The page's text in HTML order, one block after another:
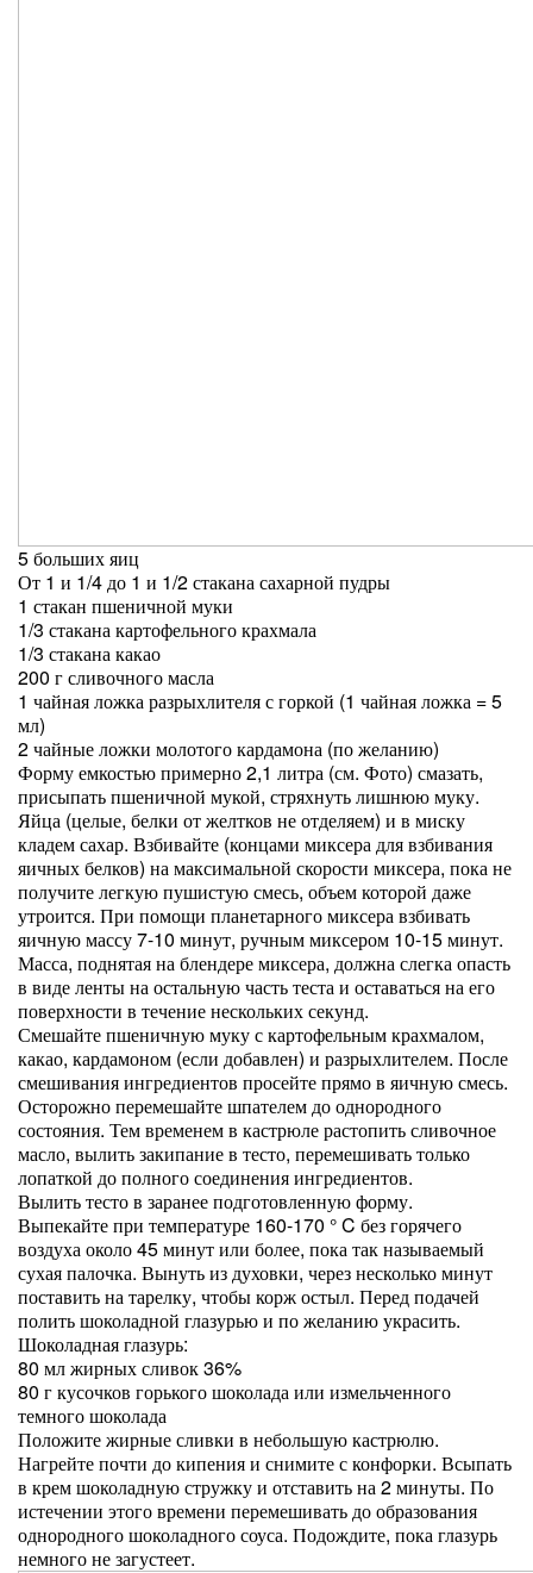
5 больших яиц
От 1 и 1/4 до 1 и 1/2 стакана сахарной пудры
1 стакан пшеничной муки
1/3 стакана картофельного крахмала
1/3 стакана какао
200 г сливочного масла
1 чайная ложка разрыхлителя с горкой (1 чайная ложка = 5
мл)
2 чайные ложки молотого кардамона (по желанию)
Форму емкостью примерно 2,1 литра (см. Фото) смазать,
присыпать пшеничной мукой, стряхнуть лишнюю муку.
Яйца (целые, белки от желтков не отделяем) и в миску
кладем сахар. Взбивайте (концами миксера для взбивания
яичных белков) на максимальной скорости миксера, пока не
получите легкую пушистую смесь, объем которой даже
утроится. При помощи планетарного миксера взбивать
яичную массу 7-10 минут, ручным миксером 10-15 минут.
Масса, поднятая на блендере миксера, должна слегка опасть
в виде ленты на остальную часть теста и оставаться на его
поверхности в течение нескольких секунд.
Смешайте пшеничную муку с картофельным крахмалом,
какао, кардамоном (если добавлен) и разрыхлителем. После
смешивания ингредиентов просейте прямо в яичную смесь.
Осторожно перемешайте шпателем до однородного
состояния. Тем временем в кастрюле растопить сливочное
масло, вылить закипание в тесто, перемешивать только
лопаткой до полного соединения ингредиентов.
Вылить тесто в заранее подготовленную форму.
Выпекайте при температуре 160-170 ° C без горячего
воздуха около 45 минут или более, пока так называемый
сухая палочка. Вынуть из духовки, через несколько минут
поставить на тарелку, чтобы корж остыл. Перед подачей
полить шоколадной глазурью и по желанию украсить.
Шоколадная глазурь:
80 мл жирных сливок 36%
80 г кусочков горького шоколада или измельченного
темного шоколада
Положите жирные сливки в небольшую кастрюлю.
Нагрейте почти до кипения и снимите с конфорки. Всыпать
в крем шоколадную стружку и отставить на 2 минуты. По
истечении этого времени перемешивать до образования
однородного шоколадного соуса. Подождите, пока глазурь
немного не загустеет.